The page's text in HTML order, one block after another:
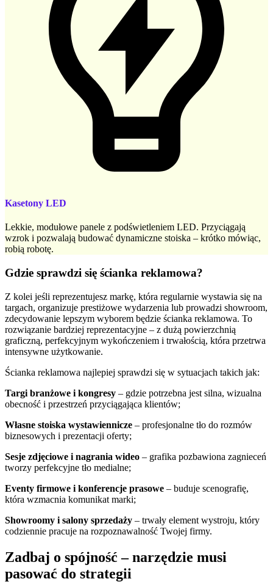
Kasetony LED
Lekkie, modułowe panele z podświetleniem LED. Przyciągają
wzrok i pozwalają budować dynamiczne stoiska – krótko mówiąc,
robią robotę.
Gdzie sprawdzi się ścianka reklamowa?
Z kolei jeśli reprezentujesz markę, która regularnie wystawia się na
targach, organizuje prestiżowe wydarzenia lub prowadzi showroom,
zdecydowanie lepszym wyborem będzie ścianka reklamowa. To
rozwiązanie bardziej reprezentacyjne – z dużą powierzchnią
graficzną, perfekcyjnym wykończeniem i trwałością, która przetrwa
intensywne użytkowanie.
Ścianka reklamowa najlepiej sprawdzi się w sytuacjach takich jak:
Targi branżowe i kongresy – gdzie potrzebna jest silna, wizualna
obecność i przestrzeń przyciągająca klientów;
Własne stoiska wystawiennicze – profesjonalne tło do rozmów
biznesowych i prezentacji oferty;
Sesje zdjęciowe i nagrania wideo – grafika pozbawiona zagnieceń
tworzy perfekcyjne tło medialne;
Eventy firmowe i konferencje prasowe – buduje scenografię,
która wzmacnia komunikat marki;
Showroomy i salony sprzedaży – trwały element wystroju, który
codziennie pracuje na rozpoznawalność Twojej firmy.
Zadbaj o spójność – narzędzie musi
pasować do strategii